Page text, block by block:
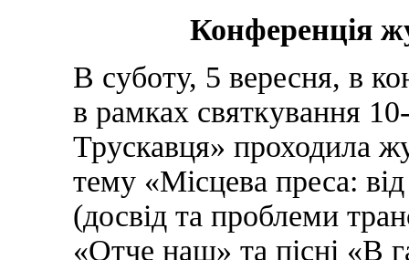
Конференція
В суботу, 5 вересня, в
в рамках святкування
Трускавця» проходила
тему «Місцева преса:
(досвід та проблеми
«Отче наш» та пісні «В